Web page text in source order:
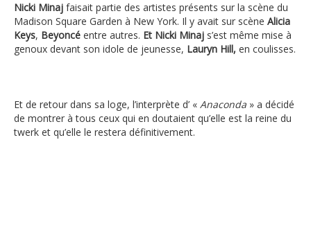
Nicki Minaj faisait partie des artistes présents sur la scène du
Madison Square Garden à New York. Il y avait sur scène Alicia
Keys, Beyoncé entre autres. Et Nicki Minaj s’est même mise à
genoux devant son idole de jeunesse, Lauryn Hill, en coulisses.
Et de retour dans sa loge, l’interprète d’ « Anaconda » a décidé
de montrer à tous ceux qui en doutaient qu’elle est la reine du
twerk et qu’elle le restera définitivement.